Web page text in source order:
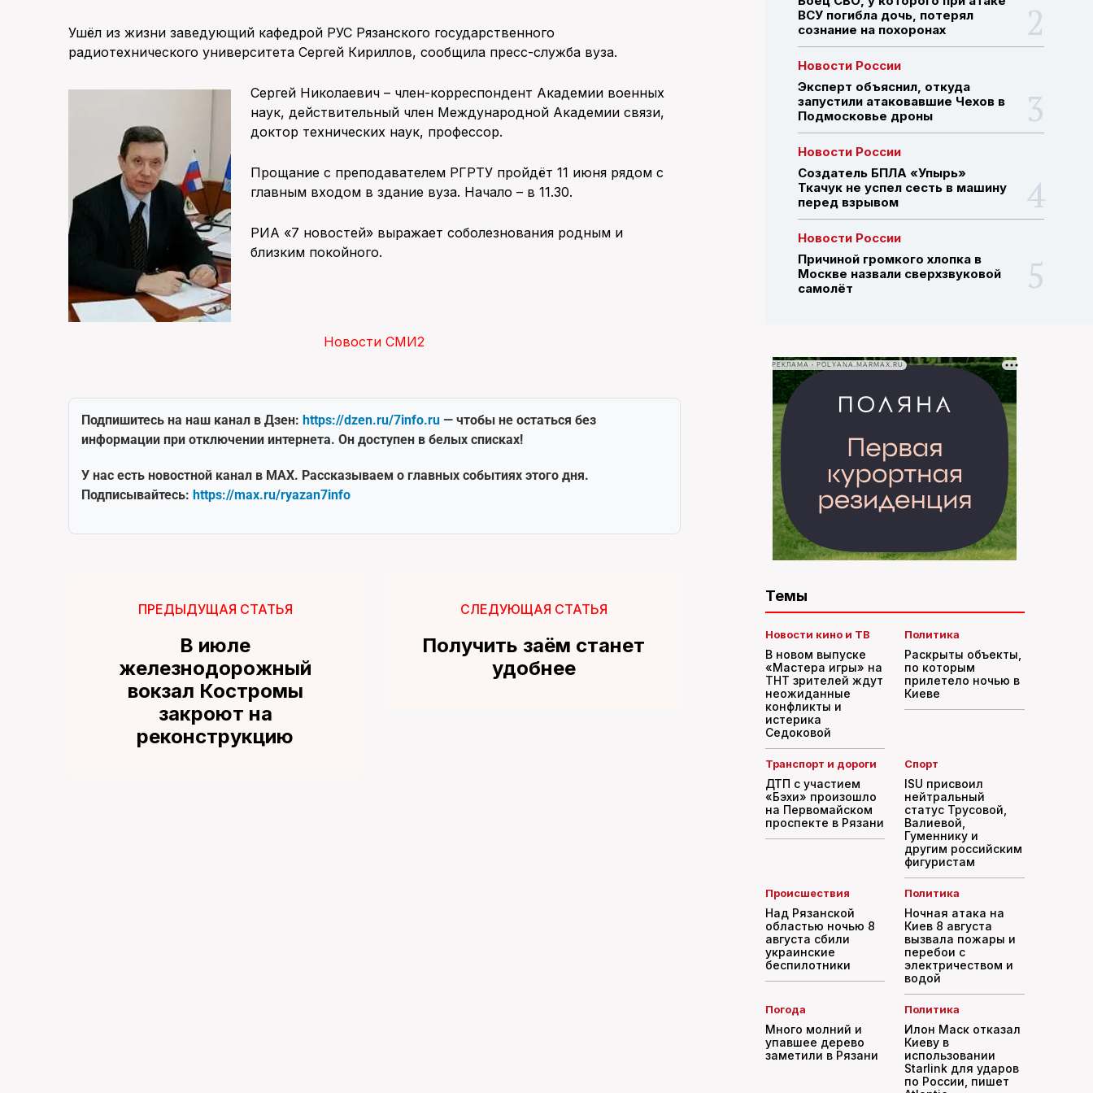
ПОИСК ПО САЙТУ
Ушёл из жизни заведующий кафедрой РУС Рязанского государственного
радиотехнического университета Сергей Кириллов, сообщила пресс-служба вуза.
Сергей Николаевич – член-корреспондент Академии военных
наук, действительный член Международной Академии связи,
доктор технических наук, профессор.
Прощание с преподавателем РГРТУ пройдёт 11 июня рядом с
главным входом в здание вуза. Начало – в 11.30.
РИА «7 новостей» выражает соболезнования родным и
близким покойного.
Новости СМИ2
Подпишитесь на наш канал в Дзен: https://dzen.ru/7info.ru — чтобы не остаться без
информации при отключении интернета. Он доступен в белых списках!
У нас есть новостной канал в MAX. Рассказываем о главных событиях этого дня.
Подписывайтесь: https://max.ru/ryazan7info
ПРЕДЫДУЩАЯ СТАТЬЯ
В июле
железнодорожный
вокзал Костромы
закроют на
реконструкцию
СЛЕДУЮЩАЯ СТАТЬЯ
Получить заём станет
удобнее
ВСУ погибла дочь, потерял
сознание на похоронах
Новости России
Эксперт объяснил, откуда
запустили атаковавшие Чехов в
Подмосковье дроны
Новости России
Создатель БПЛА «Упырь»
Ткачук не успел сесть в машину
перед взрывом
Новости России
Причиной громкого хлопка в
Москве назвали сверхзвуковой
самолёт
РЕКЛАМА • POLYANA.MARMAX.RU
Темы
Новости кино и ТВ
В новом выпуске
«Мастера игры» на
ТНТ зрителей ждут
неожиданные
конфликты и
истерика
Седоковой
Политика
Раскрыты объекты,
по которым
прилетело ночью в
Киеве
Транспорт и дороги
ДТП с участием
«Бэхи» произошло
на Первомайском
проспекте в Рязани
Спорт
ISU присвоил
нейтральный
статус Трусовой,
Валиевой,
Гуменнику и
другим российским
фигуристам
Происшествия
Над Рязанской
областью ночью 8
августа сбили
украинские
беспилотники
Политика
Ночная атака на
Киев 8 августа
вызвала пожары и
перебои с
электричеством и
водой
Погода
Много молний и
упавшее дерево
заметили в Рязани
Политика
Илон Маск отказал
Киеву в
использовании
Starlink для ударов
по России, пишет